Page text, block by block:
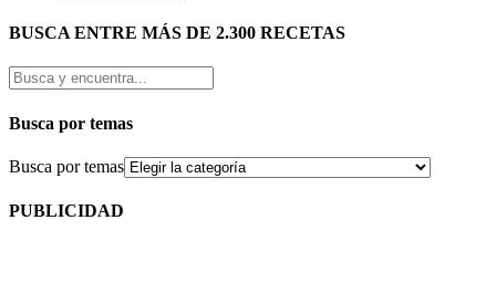
BUSCA ENTRE MÁS DE 2.300 RECETAS
Busca por temas
Busca por temas
PUBLICIDAD